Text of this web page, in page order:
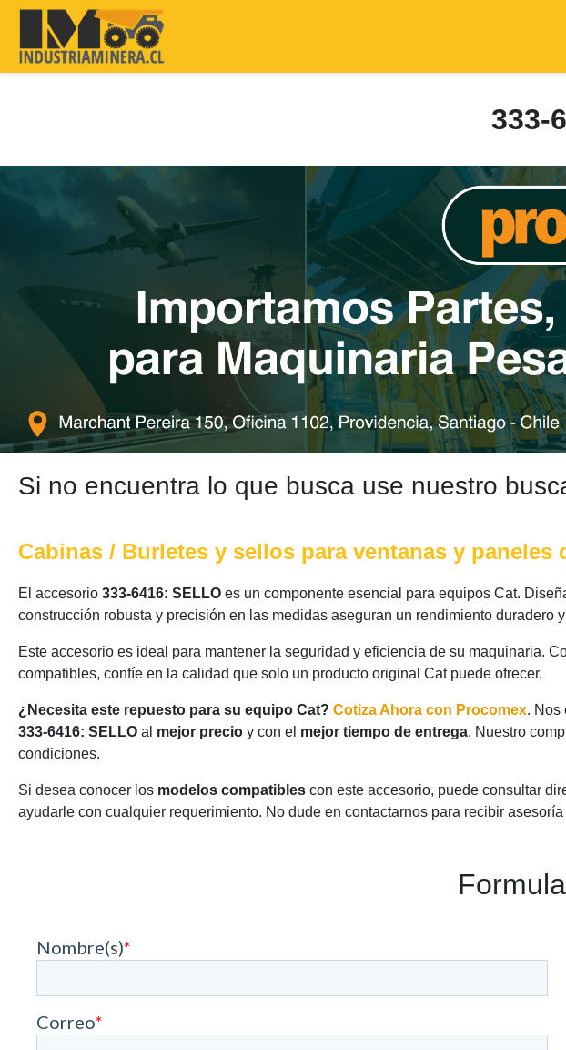
333-
Si no encuentra lo que busca use nuestro
Cabinas / Burletes y sellos para ventanas y paneles
El accesorio 333-6416: SELLO es un componente esencial para equipos Cat.
construcción robusta y precisión en las medidas aseguran un rendimiento duradero
Este accesorio es ideal para mantener la seguridad y eficiencia de su maquinaria.
compatibles, confíe en la calidad que solo un producto original Cat puede ofrecer.
¿Necesita este repuesto para su equipo Cat? Cotiza Ahora con Procomex. Nos
333-6416: SELLO al mejor precio y con el mejor tiempo de entrega. Nuestro
condiciones.
Si desea conocer los modelos compatibles con este accesorio, puede consultar
ayudarle con cualquier requerimiento. No dude en contactarnos para recibir